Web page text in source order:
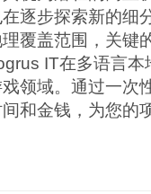
逐步探索新的细
覆盖范围，关键
IT在多语言本
领域。通过一次
和金钱，为您的